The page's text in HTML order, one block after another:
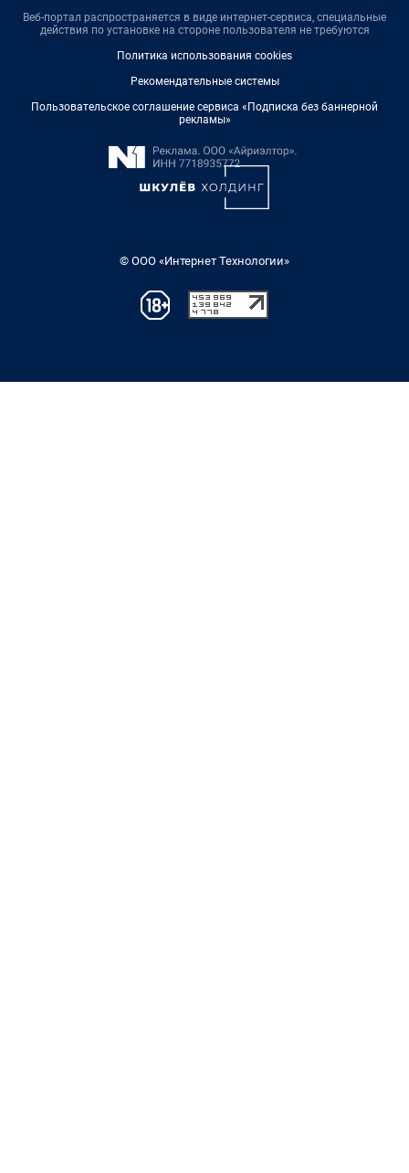
Веб-портал распространяется в виде интернет-сервиса, специальные
действия по установке на стороне пользователя не требуются
Политика использования cookies
Рекомендательные системы
Пользовательское соглашение сервиса «Подписка без баннерной
рекламы»
© ООО «Интернет Технологии»